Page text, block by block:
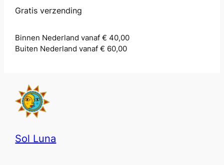
Gratis verzending
Binnen Nederland vanaf € 40,00
Buiten Nederland vanaf € 60,00
Sol Luna